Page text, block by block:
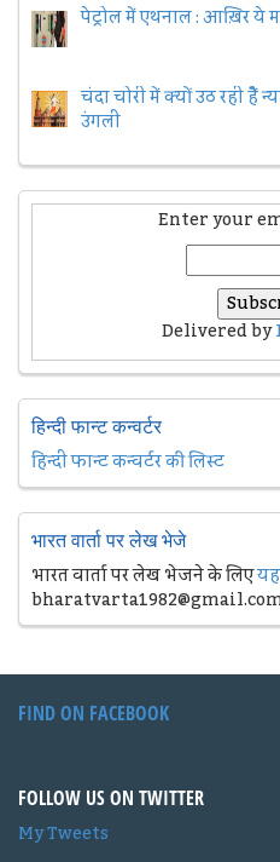
पेट्रोल में एथनाल : आख़िर ये
चंदा चोरी में क्यों उठ रही हैैं
उंगली
Enter your
Delivered by
हिन्दी फान्ट कन्वर्टर
हिन्दी फान्ट कन्वर्टर की लिस्ट
भारत वार्ता पर लेख भेजे
भारत वार्ता पर लेख भेजने के लिए
FIND ON FACEBOOK
FOLLOW US ON TWITTER
My Tweets